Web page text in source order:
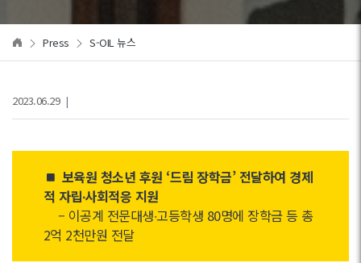
Press S-OIL 뉴스
2023.06.29 |
보육원 청소년 후원 ‘드림 장학금’ 전달하여 경제
적 자립∙사회적응 지원
– 이공계 전문대생∙고등학생 80명에 장학금 등 총
2억 2천만원 전달